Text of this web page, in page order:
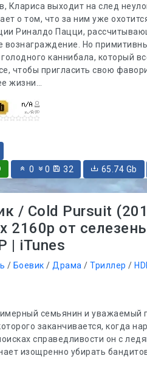
Клариса выходит на след
о том, что за ним уже
Риналдо Пацци,
вознаграждение. Но
каннибала, который
чтобы пригласить свою
жизни…
0
0 32 65.74 Gb
/ Cold Pursuit
2160p от
| iTunes
/ Боевик / Драма /Триллер /
семьянин и уважаемый
заканчивается, когда
справедливости он с
изощренно убирать